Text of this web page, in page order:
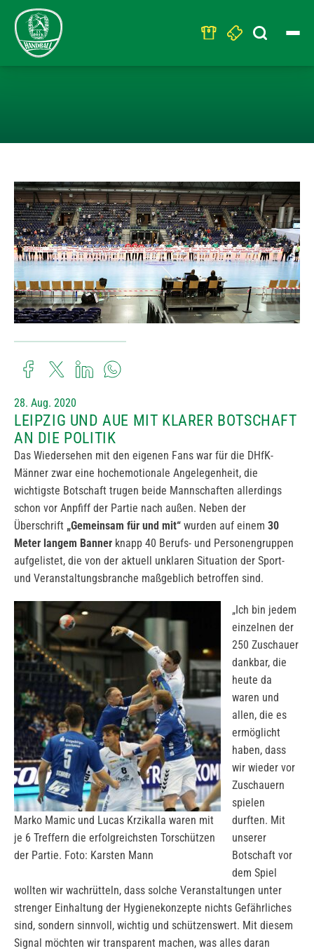
Search
for:
28. Aug. 2020
LEIPZIG UND AUE MIT KLARER BOTSCHAFT
AN DIE POLITIK
Das Wiedersehen mit den eigenen Fans war für die DHfK-
Männer zwar eine hochemotionale Angelegenheit, die
wichtigste Botschaft trugen beide Mannschaften allerdings
schon vor Anpfiff der Partie nach außen. Neben der
Überschrift „Gemeinsam für und mit“ wurden auf einem 30
Meter langem Banner knapp 40 Berufs- und Personengruppen
aufgelistet, die von der aktuell unklaren Situation der Sport-
und Veranstaltungsbranche maßgeblich betroffen sind.
Marko Mamic und Lucas Krzikalla waren mit
je 6 Treffern die erfolgreichsten Torschützen
der Partie. Foto: Karsten Mann
„Ich bin jedem
einzelnen der
250 Zuschauer
dankbar, die
heute da
waren und
allen, die es
ermöglicht
haben, dass
wir wieder vor
Zuschauern
spielen
durften. Mit
unserer
Botschaft vor
dem Spiel
wollten wir wachrütteln, dass solche Veranstaltungen unter
strenger Einhaltung der Hygienekonzepte nichts Gefährliches
sind, sondern sinnvoll, wichtig und schützenswert. Mit diesem
Signal möchten wir transparent machen, was alles daran